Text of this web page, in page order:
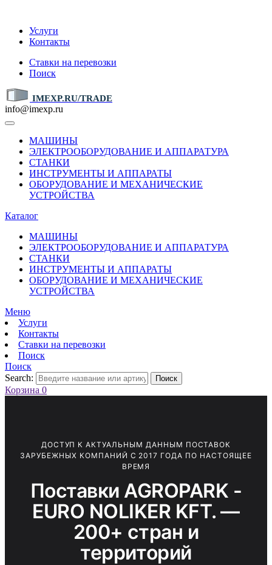
Услуги
Контакты
Ставки на перевозки
Поиск
IMEXP.RU/TRADE
info@imexp.ru
МАШИНЫ
ЭЛЕКТРООБОРУДОВАНИЕ И АППАРАТУРА
СТАНКИ
ИНСТРУМЕНТЫ И АППАРАТЫ
ОБОРУДОВАНИЕ И МЕХАНИЧЕСКИЕ
УСТРОЙСТВА
Каталог
МАШИНЫ
ЭЛЕКТРООБОРУДОВАНИЕ И АППАРАТУРА
СТАНКИ
ИНСТРУМЕНТЫ И АППАРАТЫ
ОБОРУДОВАНИЕ И МЕХАНИЧЕСКИЕ
УСТРОЙСТВА
Меню
Услуги
Контакты
Ставки на перевозки
Поиск
Поиск
Search:
Поиск
Корзина 0
ДОСТУП К АКТУАЛЬНЫМ ДАННЫМ ПОСТАВОК
ЗАРУБЕЖНЫХ КОМПАНИЙ С 2017 ГОДА ПО НАСТОЯЩЕЕ
ВРЕМЯ
Поставки AGROPARK -
EURO NOLIKER KFT. —
200+ стран и
территорий